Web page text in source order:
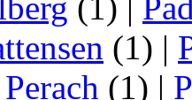
(1) |
Perach (1) |